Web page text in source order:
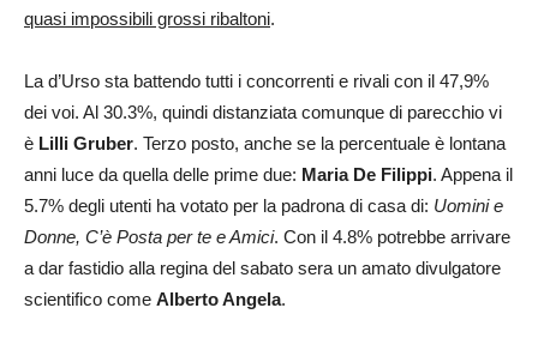
quasi impossibili grossi ribaltoni.
La d’Urso sta battendo tutti i concorrenti e rivali con il 47,9%
dei voi. Al 30.3%, quindi distanziata comunque di parecchio vi
è Lilli Gruber. Terzo posto, anche se la percentuale è lontana
anni luce da quella delle prime due: Maria De Filippi. Appena il
5.7% degli utenti ha votato per la padrona di casa di: Uomini e
Donne, C’è Posta per te e Amici. Con il 4.8% potrebbe arrivare
a dar fastidio alla regina del sabato sera un amato divulgatore
scientifico come Alberto Angela.